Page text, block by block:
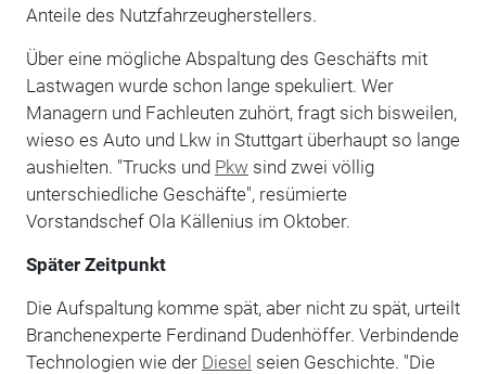
Anteile des Nutzfahrzeugherstellers.
Über eine mögliche Abspaltung des Geschäfts mit
Lastwagen wurde schon lange spekuliert. Wer
Managern und Fachleuten zuhört, fragt sich bisweilen,
wieso es Auto und Lkw in Stuttgart überhaupt so lange
aushielten. "Trucks und Pkw sind zwei völlig
unterschiedliche Geschäfte", resümierte
Vorstandschef Ola Källenius im Oktober.
Später Zeitpunkt
Die Aufspaltung komme spät, aber nicht zu spät, urteilt
Branchenexperte Ferdinand Dudenhöffer. Verbindende
Technologien wie der Diesel seien Geschichte. "Die